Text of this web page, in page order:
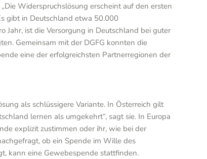
Widerspruchslösung erscheint auf den ersten
gibt in Deutschland etwa 50.000
Jahr, ist die Versorgung in Deutschland bei guter
Gemeinsam mit der DGFG konnten die
eine der erfolgreichsten Partnerregionen der
als schlüssigere Variante. In Österreich gilt
lernen als umgekehrt“, sagt sie. In Europa
explizit zustimmen oder ihr, wie bei der
ob ein Spende im Wille des
kann eine Gewebespende stattfinden.